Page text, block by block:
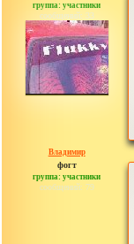
группа: участники
сообщений: 33
Владимир
фогт
группа: участники
сообщений: 79